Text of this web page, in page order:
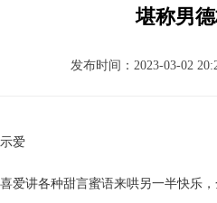
堪称男
发布时间：2023-03-02
爱
爱讲各种甜言蜜语来哄另一半快乐